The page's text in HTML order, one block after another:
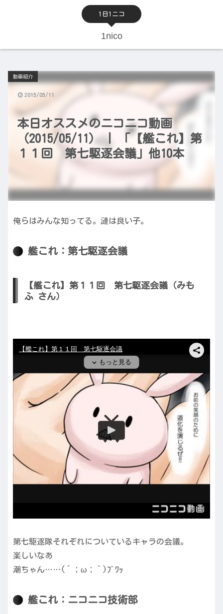
1日1ニコ
1nico
本日オススメのニコニコ動画
（2015/05/11） | 「【艦これ】第
１１回 第七駆逐会議」他10本
動画紹介
2015/05/11
俺らはみんな知ってる。漣は良い子。
艦これ：第七駆逐会議
【艦これ】第１１回 第七駆逐会議（みも
ふ さん）
第七駆逐隊それぞれについているキャラの会議。
楽しいなあ
潮ちゃん……(´；ω；｀)ﾌﾞﾜｯ
艦これ：ニコニコ技術部